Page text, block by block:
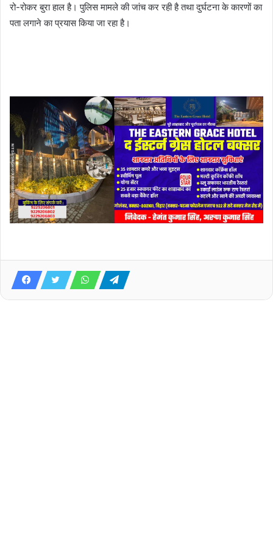
रो-रोकर बुरा हाल है। पुलिस मामले की जांच कर रही है तथा दुर्घटना के कारणों का
पता लगाने का प्रयास किया जा रहा है।